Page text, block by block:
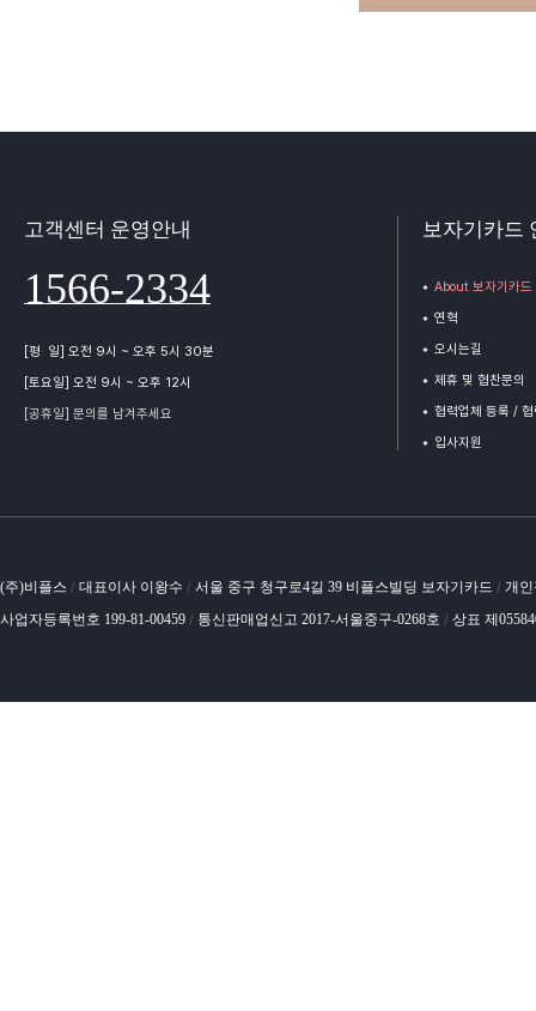
고객센터 운영안내
1566-2334
[평 일] 오전 9시 ~ 오후 5시 30분
[토요일] 오전 9시 ~ 오후 12시
[공휴일] 문의를 남겨주세요
보자기카드
About 보자기카드
연혁
오시는길
제휴 및 협찬문의
협력업체 등록 /
입사지원
(주)비플스 / 대표이사 이왕수 / 서울 중구 청구로4길 39 비플스빌딩 보자기카드 / 개
사업자등록번호 199-81-00459 / 통신판매업신고 2017-서울중구-0268호 / 상표 제